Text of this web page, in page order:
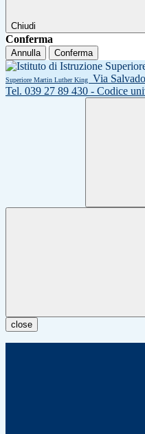
Chiudi
Conferma
Annulla Conferma
Superiore Martin Luther King
Via
Tel. 039 27 89 430 - Codice
close